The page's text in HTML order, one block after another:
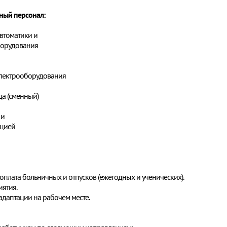
персонал:
и
(сменный)
больничных и отпусков (ежегодных и ученических).
на рабочем месте.